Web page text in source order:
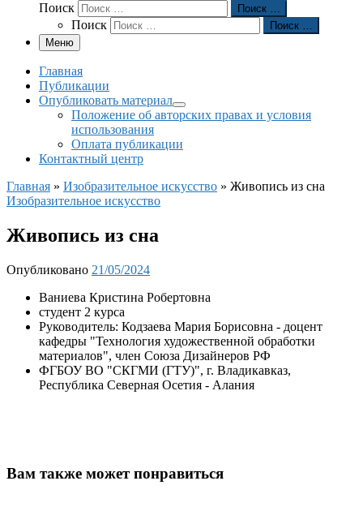
Поиск
Поиск …
Поиск
Поиск …
Меню
Главная
Публикации
Опубликовать материал
Положение об авторских правах и условия
использования
Оплата публикации
Контактный центр
Главная » Изобразительное искусство » Живопись из сна
Изобразительное искусство
Живопись из сна
Опубликовано 21/05/2024
Ваниева Кристина Робертовна
студент 2 курса
Руководитель: Кодзаева Мария Борисовна - доцент
кафедры "Технология художественной обработки
материалов", член Союза Дизайнеров РФ
ФГБОУ ВО "СКГМИ (ГТУ)", г. Владикавказ,
Республика Северная Осетия - Алания
Вам также может понравиться